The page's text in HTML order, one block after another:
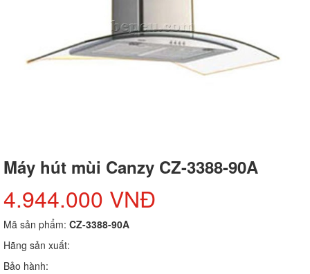
Máy hút mùi Canzy CZ-3388-90A
4.944.000 VNĐ
Mã sản phẩm: CZ-3388-90A
Hãng sản xuất:
Bảo hành: